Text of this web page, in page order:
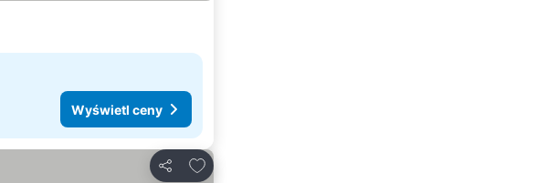
Wyświetl ceny
Udostępnij
Dodaj do ulubionych